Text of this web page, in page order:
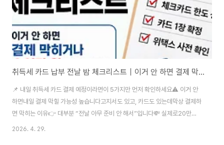
취득세 카드 납부 전날 밤 체크리스트｜이거 안 하면 결제 막히거나 수십만 원 날립니다 (2026)
📌 내일 취득세 카드 결제 예정이라면이 5가지만 먼저 확인하세요⚠️ 이거 안
하면내일 결제 막힐 가능성 높습니다고지서도 있고, 카드도 있는데막상 결제하
면 막히는 이유👉 대부분 “전날 아무 준비 안 해서”입니다💸 실제로20만
~50만 원 손해 보는 경우 많습니다⏱️ 지금 5분이면결제 실패 + 손해 둘 다 막
2026. 4. 29.